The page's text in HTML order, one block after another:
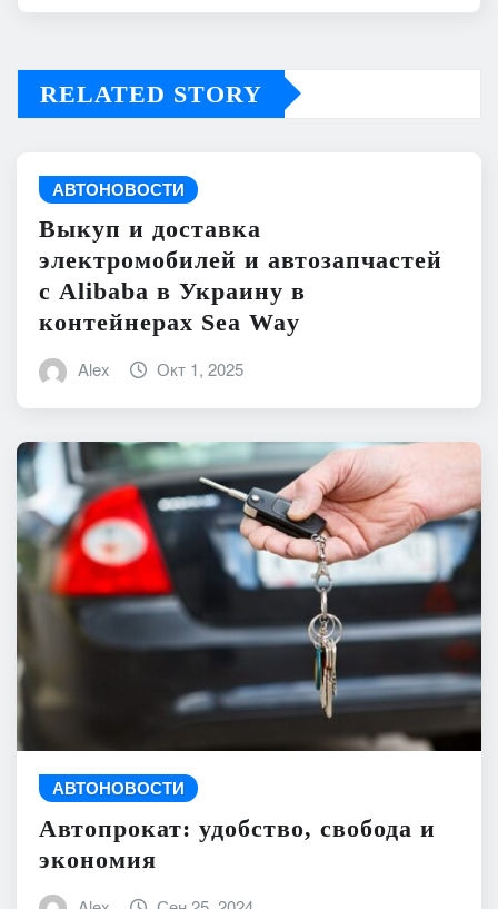
RELATED STORY
АВТОНОВОСТИ
Выкуп и доставка
электромобилей и автозапчастей
с Alibaba в Украину в
контейнерах Sea Way
Alex Окт 1, 2025
АВТОНОВОСТИ
Автопрокат: удобство, свобода и
экономия